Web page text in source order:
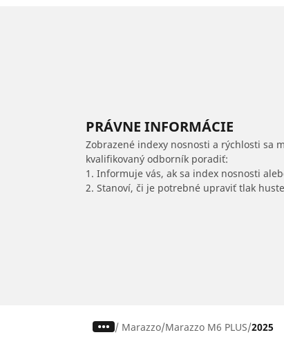
PRÁVNE INFORMÁCIE
Zobrazené indexy nosnosti a rýchlosti sa
kvalifikovaný odborník poradiť:
1. Informuje vás, ak sa index nosnosti
2. Stanoví, či je potrebné upraviť tlak
/ Marazzo Marazzo M6 PLUS 2025